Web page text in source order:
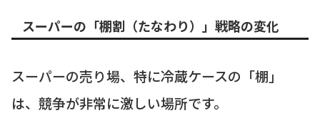
スーパーの「棚割（たなわり）」戦略の変化
スーパーの売り場、特に冷蔵ケースの「棚」
は、競争が非常に激しい場所です。